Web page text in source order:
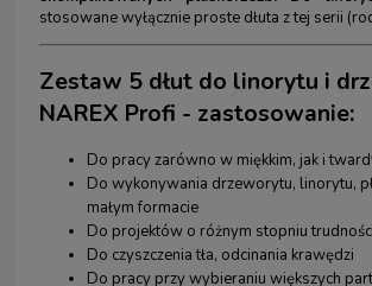
stosowane wyłącznie proste dłuta z tej serii
Zestaw 5 dłut do linorytu i
NAREX Profi - zastosowanie:
Do pracy zarówno w miękkim, jak i
Do wykonywania drzeworytu, linorytu,
małym formacie
Do projektów o różnym stopniu
Do czyszczenia tła, odcinania krawędzi
Do pracy przy wybieraniu większych